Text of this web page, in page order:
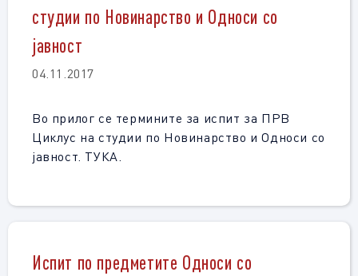
студии по Новинарство и Односи со
јавност
04.11.2017
Во прилог се термините за испит за ПРВ
Циклус на студии по Новинарство и Односи со
јавност. ТУКА.
Испит по предметите Односи со